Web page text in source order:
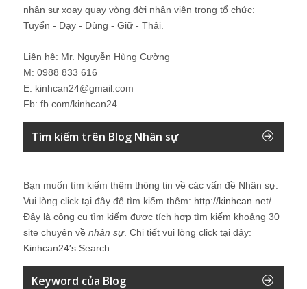
nhân sự xoay quay vòng đời nhân viên trong tổ chức:
Tuyển - Dạy - Dùng - Giữ - Thải.
Liên hệ: Mr. Nguyễn Hùng Cường
M: 0988 833 616
E: kinhcan24@gmail.com
Fb: fb.com/kinhcan24
Tìm kiếm trên Blog Nhân sự
Bạn muốn tìm kiếm thêm thông tin về các vấn đề Nhân sự
Vui lòng click tại đây để tìm kiếm thêm: http://kinhcan.net/
Đây là công cụ tìm kiếm được tích hợp tìm kiếm khoảng 30
site chuyên về nhân sự. Chi tiết vui lòng click tại đây:
Kinhcan24′s Search
Keyword của Blog